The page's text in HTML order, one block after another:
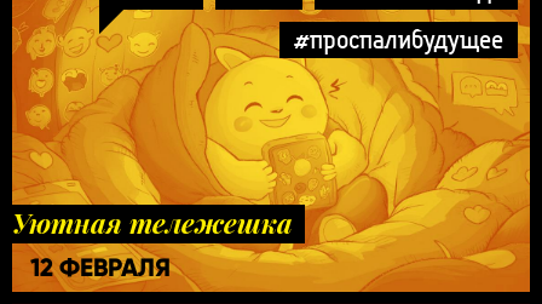
#проспалибудущее
Уютная тележешка
12 ФЕВРАЛЯ